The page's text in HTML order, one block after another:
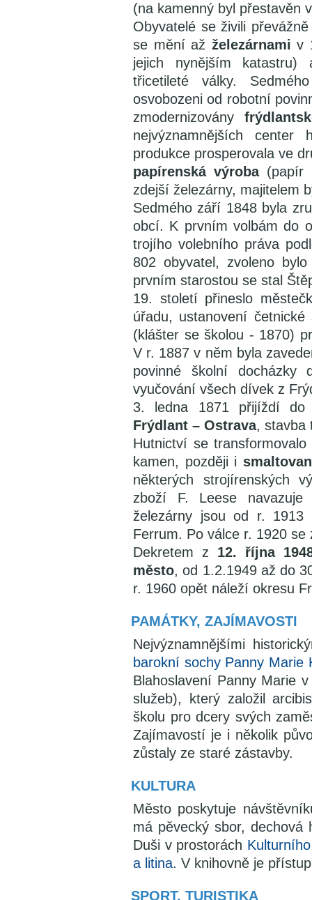
(na kamenný byl přestavěn
Obyvatelé se živili
se mění až železárnami v
jejich nynějším
třicetileté války.
osvobozeni od robotní
zmodernizovány
nejvýznamnějších
produkce prosperovala ve
papírenská výroba(papír
zdejší železárny, majitelem
Sedmého září 1848 byla
obcí. K prvním volbám do
trojího volebního práva
802 obyvatel, zvoleno
prvním starostou se stal
19. století přineslo
úřadu, ustanovení
(klášter se školou - 1870)
V r. 1887 v něm byla
povinné školní docházky
vyučování všech dívek z
3. ledna 1871 přijíždí
Frýdlant – Ostrava, stavba
Hutnictví se
kamen, později i
některých strojírenských
zboží F. Leese navazuje
železárny jsou od r. 1913
Ferrum. Po válce r. 1920
Dekretem z 12. října
město, od 1.2.1949 až do
r. 1960 opět náleží okresu
PAMÁTKY, ZAJÍMAVOSTI
Nejvýznamnějšími
barokní sochy Panny Marie
Blahoslavení Panny Marie
služeb), který založil
školu pro dcery svých
Zajímavostí je i několik
zůstaly ze staré zástavby.
KULTURA
Město poskytuje
má pěvecký sbor, dechová
Duši v prostorách
a litina. V knihovně je
SPORT, TURISTIKA